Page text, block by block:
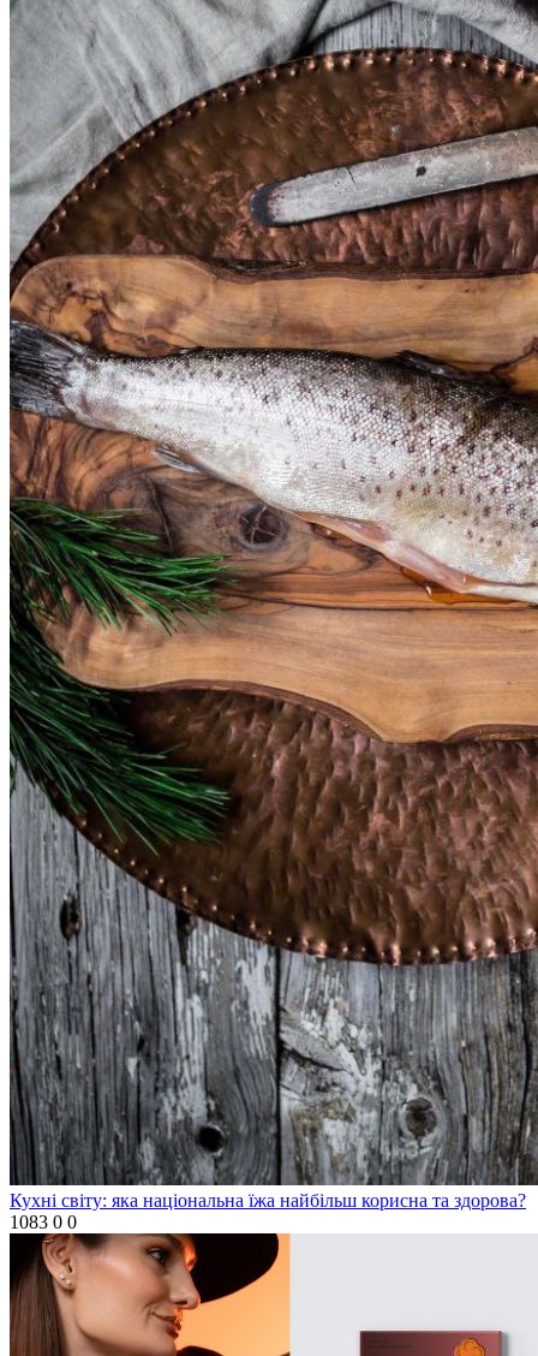
Кухні світу: яка національна їжа найбільш корисна та здорова?
1083 0 0